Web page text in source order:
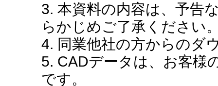
3. 本資料の内容は、予告
らかじめご了承ください
4. 同業他社の方からのダ
5. CADデータは、お客様
です。